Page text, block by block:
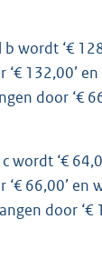
wordt ‘€
‘€ 132,00’
door ‘€
wordt ‘€
‘€ 66,00’ en
door ‘€